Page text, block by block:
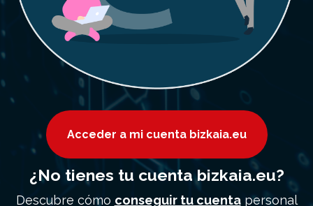
Acceder a mi cuenta bizkaia.eu
¿No tienes tu cuenta bizkaia.eu?
Descubre cómo conseguir tu cuentapersonal